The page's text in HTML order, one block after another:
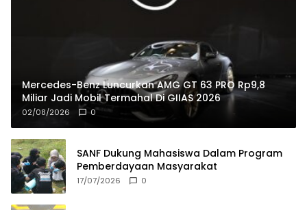
Mercedes-Benz Luncurkan AMG GT 63 PRO Rp9,8
Miliar Jadi Mobil Termahal Di GIIAS 2026
02/08/2026 0
SANF Dukung Mahasiswa Dalam Program
Pemberdayaan Masyarakat
17/07/2026 0